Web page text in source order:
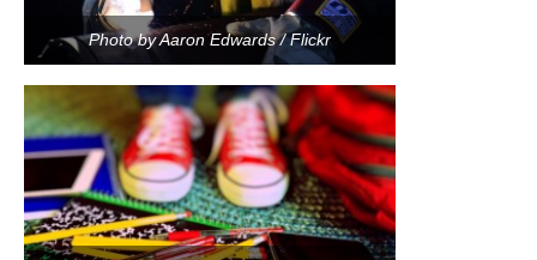
Photo by Aaron Edwards / Flickr